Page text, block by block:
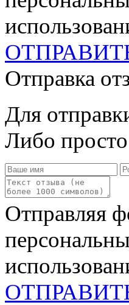
Отправка
Для
Либо
Отправляя